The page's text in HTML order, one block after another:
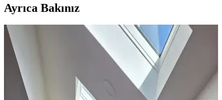
Ayrıca Bakınız
Ev Dekorasyonunda Halı Seçimi: Renk Dengesi ve
Uyum Prensipleriyle Mekan Tasarımı
Ev dekorasyonunda halı seçimi, renk dengesi ve desen uyumu ile
mekanın atmosferini belirler. 60/30/10 prensibi ve mobilyalarla
uyum, yaşam alanına sıcaklık ve kişilik katar.